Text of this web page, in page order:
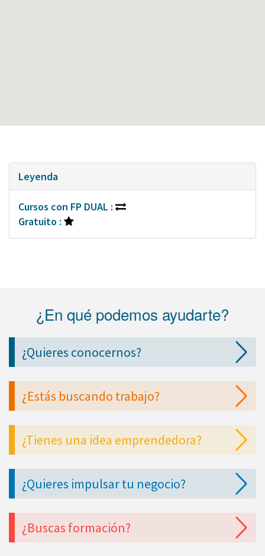
Leyenda
Cursos con FP DUAL :
Gratuito :
¿En qué podemos ayudarte?
¿Quieres conocernos?
¿Estás buscando trabajo?
¿Tienes una idea emprendedora?
¿Quieres impulsar tu negocio?
¿Buscas formación?